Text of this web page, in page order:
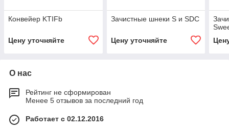
Конвейер KTIFb
Цену уточняйте
Зачистные шнеки S и SDC
Цену уточняйте
О нас
Рейтинг не сформирован
Менее 5 отзывов за последний год
Работает с 02.12.2016